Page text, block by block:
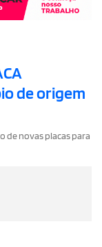
de origem
de novas placas para